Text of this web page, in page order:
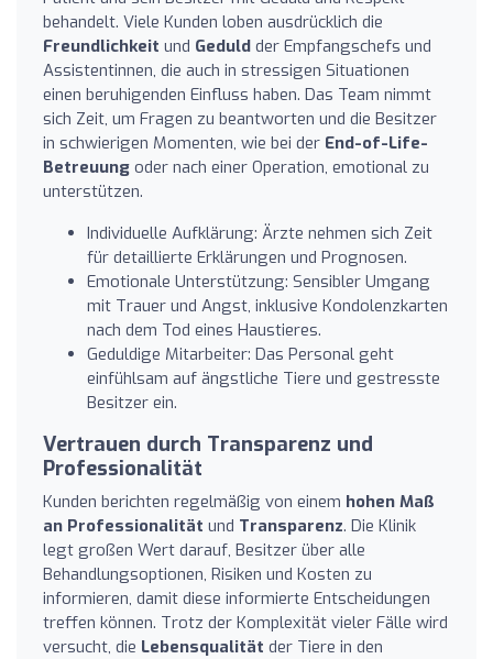
behandelt. Viele Kunden loben ausdrücklich die
Freundlichkeit und Geduld der Empfangschefs und
Assistentinnen, die auch in stressigen Situationen
einen beruhigenden Einfluss haben. Das Team nimmt
sich Zeit, um Fragen zu beantworten und die Besitzer
in schwierigen Momenten, wie bei der End-of-Life-
Betreuung oder nach einer Operation, emotional zu
unterstützen.
Individuelle Aufklärung: Ärzte nehmen sich Zeit
für detaillierte Erklärungen und Prognosen.
Emotionale Unterstützung: Sensibler Umgang
mit Trauer und Angst, inklusive Kondolenzkarten
nach dem Tod eines Haustieres.
Geduldige Mitarbeiter: Das Personal geht
einfühlsam auf ängstliche Tiere und gestresste
Besitzer ein.
Vertrauen durch Transparenz und
Professionalität
Kunden berichten regelmäßig von einem hohen Maß
an Professionalität und Transparenz. Die Klinik
legt großen Wert darauf, Besitzer über alle
Behandlungsoptionen, Risiken und Kosten zu
informieren, damit diese informierte Entscheidungen
treffen können. Trotz der Komplexität vieler Fälle wird
versucht, die Lebensqualität der Tiere in den